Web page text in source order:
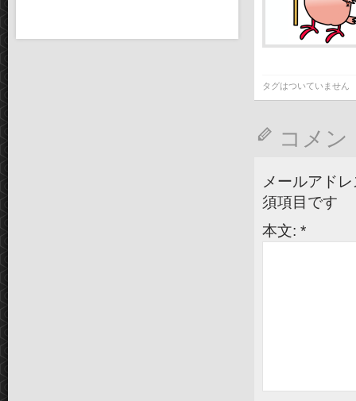
タグはついていません
コメン
メールアド
須項目です
本文: *